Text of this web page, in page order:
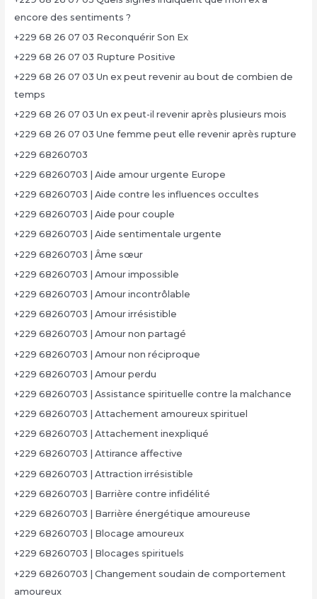
encore des sentiments ?
+229 68 26 07 03 Reconquérir Son Ex
+229 68 26 07 03 Rupture Positive
+229 68 26 07 03 Un ex peut revenir au bout de combien de
temps
+229 68 26 07 03 Un ex peut-il revenir après plusieurs mois
+229 68 26 07 03 Une femme peut elle revenir après rupture
+229 68260703
+229 68260703 | Aide amour urgente Europe
+229 68260703 | Aide contre les influences occultes
+229 68260703 | Aide pour couple
+229 68260703 | Aide sentimentale urgente
+229 68260703 | Âme sœur
+229 68260703 | Amour impossible
+229 68260703 | Amour incontrôlable
+229 68260703 | Amour irrésistible
+229 68260703 | Amour non partagé
+229 68260703 | Amour non réciproque
+229 68260703 | Amour perdu
+229 68260703 | Assistance spirituelle contre la malchance
+229 68260703 | Attachement amoureux spirituel
+229 68260703 | Attachement inexpliqué
+229 68260703 | Attirance affective
+229 68260703 | Attraction irrésistible
+229 68260703 | Barrière contre infidélité
+229 68260703 | Barrière énergétique amoureuse
+229 68260703 | Blocage amoureux
+229 68260703 | Blocages spirituels
+229 68260703 | Changement soudain de comportement
amoureux